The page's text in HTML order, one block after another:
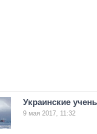
Украинские
9 мая 2017, 11:32